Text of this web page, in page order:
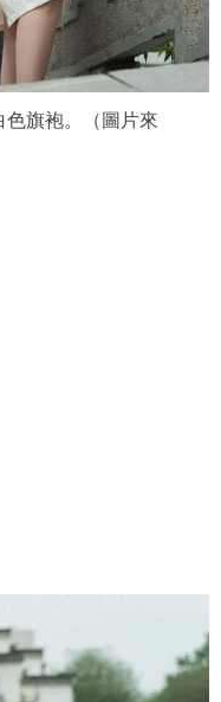
色旗袍。（圖片來